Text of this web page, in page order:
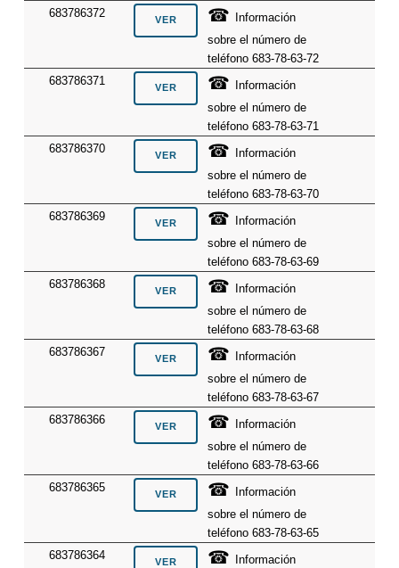
683786372
☎
Información
sobre el número de
teléfono 683-78-63-72
683786371
☎
Información
sobre el número de
teléfono 683-78-63-71
683786370
☎
Información
sobre el número de
teléfono 683-78-63-70
683786369
☎
Información
sobre el número de
teléfono 683-78-63-69
683786368
☎
Información
sobre el número de
teléfono 683-78-63-68
683786367
☎
Información
sobre el número de
teléfono 683-78-63-67
683786366
☎
Información
sobre el número de
teléfono 683-78-63-66
683786365
☎
Información
sobre el número de
teléfono 683-78-63-65
683786364
☎
Información